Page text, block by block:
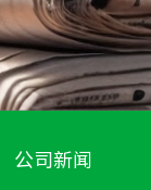
公司新闻